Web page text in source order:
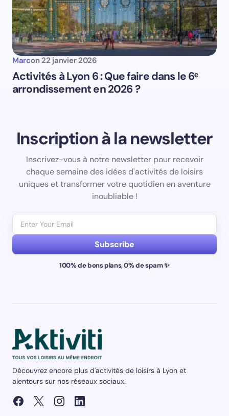
Marcon 22 janvier 2026
Activités à Lyon 6 : Que faire dans le 6ᵉ
arrondissement en 2026 ?
Inscription à la newsletter
Inscrivez-vous à notre newsletter pour recevoir
chaque semaine des idées d'activités de loisirs
uniques et transformer votre quotidien en aventure
inoubliable !
Subscribe
100% de bons plans, 0% de spam ✨
Découvrez encore plus d'activités de loisirs à Lyon et
alentours sur nos réseaux sociaux.